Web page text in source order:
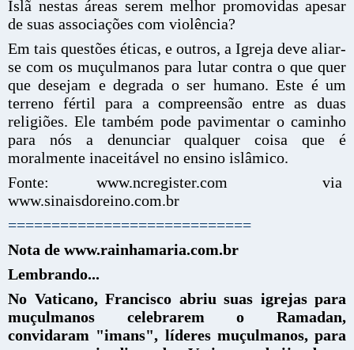
Islã nestas áreas serem melhor promovidas apesar
de suas associações com violência?
Em tais questões éticas, e outros, a Igreja deve aliar-
se com os muçulmanos para lutar contra o que quer
que desejam e degrada o ser humano. Este é um
terreno fértil para a compreensão entre as duas
religiões. Ele também pode pavimentar o caminho
para nós a denunciar qualquer coisa que é
moralmente inaceitável no ensino islâmico.
Fonte: www.ncregister.com via
www.sinaisdoreino.com.br
============================
Nota de www.rainhamaria.com.br
Lembrando...
No Vaticano, Francisco abriu suas igrejas para
muçulmanos celebrarem o Ramadan,
convidaram "imans", líderes muçulmanos, para